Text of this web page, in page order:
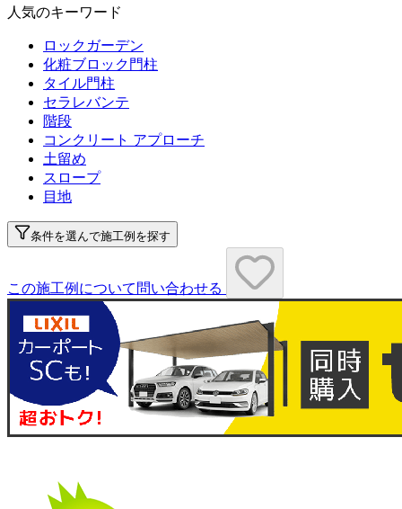
人気のキーワード
ロックガーデン
化粧ブロック門柱
タイル門柱
セラレバンテ
階段
コンクリート アプローチ
土留め
スロープ
目地
条件を選んで施工例を探す
この施工例について問い合わせる